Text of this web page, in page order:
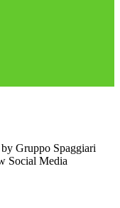
Gruppo Spaggiari
Social Media